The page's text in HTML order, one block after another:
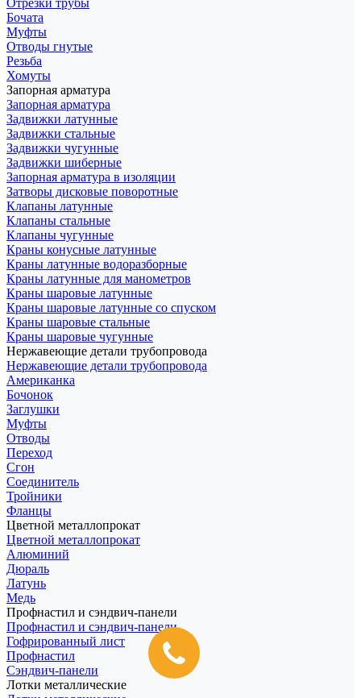
Отрезки трубы
Бочата
Муфты
Отводы гнутые
Резьба
Хомуты
Запорная арматура
Запорная арматура
Задвижки латунные
Задвижки стальные
Задвижки чугунные
Задвижки шиберные
Запорная арматура в изоляции
Затворы дисковые поворотные
Клапаны латунные
Клапаны стальные
Клапаны чугунные
Краны конусные латунные
Краны латунные водоразборные
Краны латунные для манометров
Краны шаровые латунные
Краны шаровые латунные со спуском
Краны шаровые стальные
Краны шаровые чугунные
Нержавеющие детали трубопровода
Нержавеющие детали трубопровода
Американка
Бочонок
Заглушки
Муфты
Отводы
Переход
Сгон
Соединитель
Тройники
Фланцы
Цветной металлопрокат
Цветной металлопрокат
Алюминий
Дюраль
Латунь
Медь
Профнастил и сэндвич-панели
Профнастил и сэндвич-панели
Гофрированный лист
Профнастил
Сэндвич-панели
Лотки металлические